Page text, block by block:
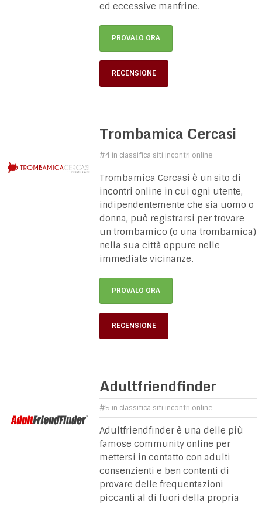
ed eccessive manfrine.
PROVALO ORA
RECENSIONE
Trombamica Cercasi
#4 in classifica siti incontri online
Trombamica Cercasi è un sito di
incontri online in cui ogni utente,
indipendentemente che sia uomo o
donna, può registrarsi per trovare
un trombamico (o una trombamica)
nella sua città oppure nelle
immediate vicinanze.
PROVALO ORA
RECENSIONE
Adultfriendfinder
#5 in classifica siti incontri online
Adultfriendfinder è una delle più
famose community online per
mettersi in contatto con adulti
consenzienti e ben contenti di
provare delle frequentazioni
piccanti al di fuori della propria